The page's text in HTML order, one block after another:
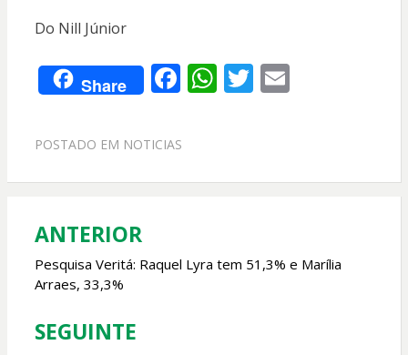
Do Nill Júnior
Share F
e
o
k
W
A
p
T E
POSTADO EM NOTICIAS
Navegação
de
Post
ANTERIOR
Pesquisa Veritá: Raquel Lyra tem 51,3% e Marília
Arraes, 33,3%
SEGUINTE